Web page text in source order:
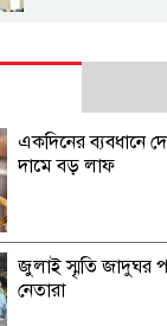
একদিনের ব্যবধানে
দামে বড় লাফ
জুলাই স্মৃতি জাদুঘর
নেতারা